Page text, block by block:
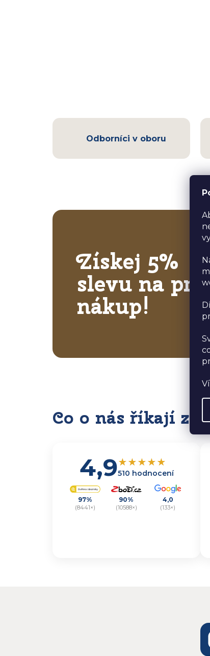
Odborníci v oboru
Získej 5%
slevu na
nákup!
Co o nás říkají
4,9★★★★★
510 hodnocení
97%
(8441×)
90%
(10588×)
4,0
(133×)